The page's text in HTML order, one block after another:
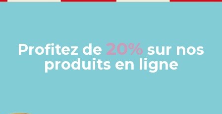
Profitez de 20% sur nos
produits en ligne